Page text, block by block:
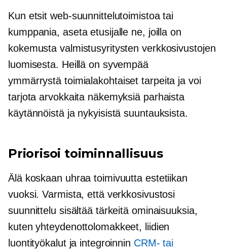
Kun etsit web-suunnittelutoimistoa tai
kumppania, aseta etusijalle ne, joilla on
kokemusta valmistusyritysten verkkosivustojen
luomisesta. Heillä on syvempää
ymmärrystä toimialakohtaiset tarpeita ja voi
tarjota arvokkaita näkemyksiä parhaista
käytännöistä ja nykyisistä suuntauksista.
Priorisoi toiminnallisuus
Älä koskaan uhraa toimivuutta estetiikan
vuoksi. Varmista, että verkkosivustosi
suunnittelu sisältää tärkeitä ominaisuuksia,
kuten yhteydenottolomakkeet, liidien
luontityökalut ja integroinnin CRM- tai